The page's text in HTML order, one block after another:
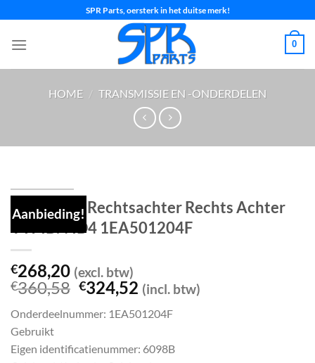
inhoud
SPR Parts, oersterk in het duitse merk!
0
HOME / TRANSMISSIE EN -ONDERDELEN
Aanbieding!
Aandrijfas Rechtsachter Rechts Achter
VW ID.4 ID4 1EA501204F
€268,20 (excl. btw)
€360,58 Oorspronkelijke
was:
€324,52 Huidige
prijs
is:
(incl. btw)
Onderdeelnummer: 1EA501204F
Gebruikt
Eigen identificatienummer: 6098B